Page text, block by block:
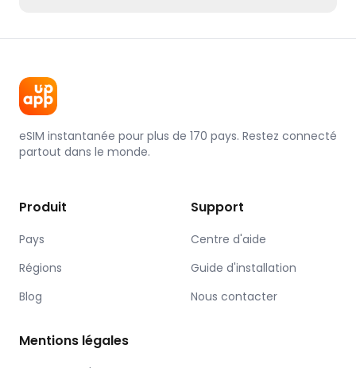
eSIM instantanée pour plus de 170 pays. Restez connecté
partout dans le monde.
Produit
Pays
Régions
Blog
Support
Centre d'aide
Guide d'installation
Nous contacter
Mentions légales